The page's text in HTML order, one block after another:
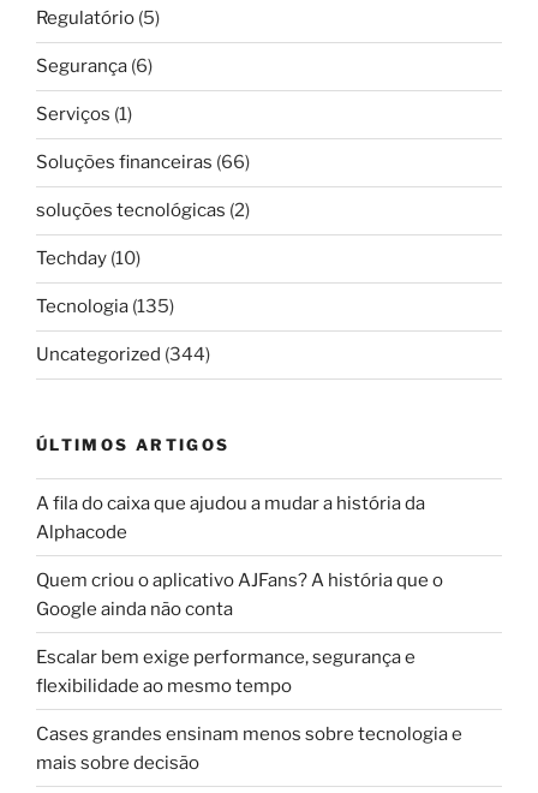
Regulatório (5)
Segurança (6)
Serviços (1)
Soluções financeiras (66)
soluções tecnológicas (2)
Techday (10)
Tecnologia (135)
Uncategorized (344)
ÚLTIMOS ARTIGOS
A fila do caixa que ajudou a mudar a história da
Alphacode
Quem criou o aplicativo AJFans? A história que o
Google ainda não conta
Escalar bem exige performance, segurança e
flexibilidade ao mesmo tempo
Cases grandes ensinam menos sobre tecnologia e
mais sobre decisão